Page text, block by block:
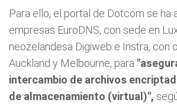
Para ello, el portal de Dotcom se ha
empresas EuroDNS, con sede en
neozelandesa Digiweb e Instra, con
Auckland y Melbourne, para
intercambio de archivos
de almacenamiento (virtual)",